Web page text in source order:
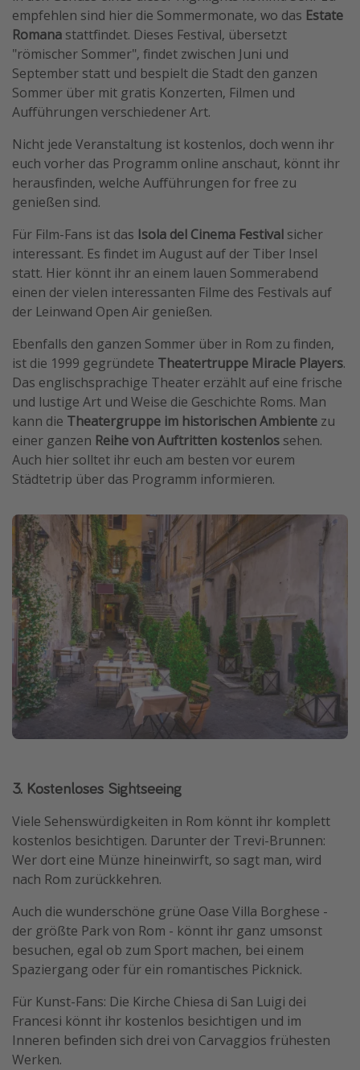
empfehlen sind hier die Sommermonate, wo das Estate
Romana stattfindet. Dieses Festival, übersetzt
"römischer Sommer", findet zwischen Juni und
September statt und bespielt die Stadt den ganzen
Sommer über mit gratis Konzerten, Filmen und
Aufführungen verschiedener Art.
Nicht jede Veranstaltung ist kostenlos, doch wenn ihr
euch vorher das Programm online anschaut, könnt ihr
herausfinden, welche Aufführungen for free zu
genießen sind.
Für Film-Fans ist das Isola del Cinema Festival sicher
interessant. Es findet im August auf der Tiber Insel
statt. Hier könnt ihr an einem lauen Sommerabend
einen der vielen interessanten Filme des Festivals auf
der Leinwand Open Air genießen.
Ebenfalls den ganzen Sommer über in Rom zu finden,
ist die 1999 gegründete Theatertruppe Miracle Players.
Das englischsprachige Theater erzählt auf eine frische
und lustige Art und Weise die Geschichte Roms. Man
kann die Theatergruppe im historischen Ambiente zu
einer ganzen Reihe von Auftritten kostenlos sehen.
Auch hier solltet ihr euch am besten vor eurem
Städtetrip über das Programm informieren.
3. Kostenloses Sightseeing
Viele Sehenswürdigkeiten in Rom könnt ihr komplett
kostenlos besichtigen. Darunter der Trevi-Brunnen:
Wer dort eine Münze hineinwirft, so sagt man, wird
nach Rom zurückkehren.
Auch die wunderschöne grüne Oase Villa Borghese -
der größte Park von Rom - könnt ihr ganz umsonst
besuchen, egal ob zum Sport machen, bei einem
Spaziergang oder für ein romantisches Picknick.
Für Kunst-Fans: Die Kirche Chiesa di San Luigi dei
Francesi könnt ihr kostenlos besichtigen und im
Inneren befinden sich drei von Carvaggios frühesten
Werken.